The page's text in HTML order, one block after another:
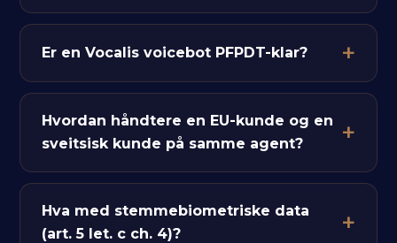
Er en Vocalis voicebot PFPDT-klar?
Hvordan håndtere en EU-kunde og en
sveitsisk kunde på samme agent?
Hva med stemmebiometriske data
(art. 5 let. c ch. 4)?